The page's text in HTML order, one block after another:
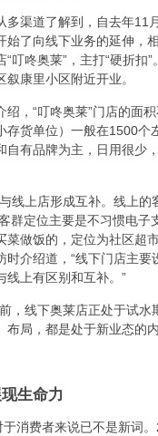
多渠道了解到，自去年11
始了向线下业务的延伸，
叮咚奥莱”，主打“硬折扣
康里小区附近开业。
绍，“叮咚奥莱”门店的面
存货单位）一般在1500个
自有品牌为主，日用很少
线上店形成互补。线上的
群定位主要是不习惯电子
菜做饭的，定位为社区超
时介绍道，“线下门店主要
线上有区别和互补。”
，线下奥莱店正处于试水
布局，都是处于新业态的
生命力
于消费者来说已不是新词